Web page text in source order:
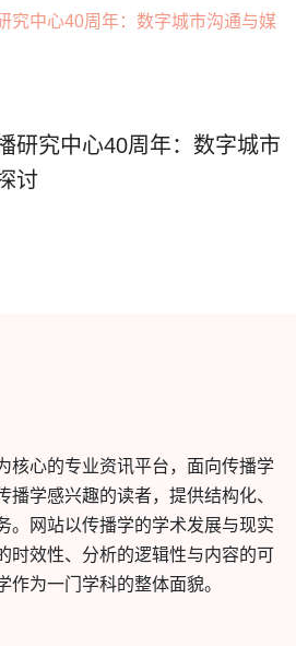
研究中心40周年：数字城市
讨
核心的专业资讯平台，面向传播学
播学感兴趣的读者，提供结构化、
。网站以传播学的学术发展与现实
时效性、分析的逻辑性与内容的可
作为一门学科的整体面貌。